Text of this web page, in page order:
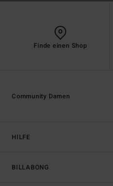
Finde einen Shop
HILFE
BILLABONG
Community Damen